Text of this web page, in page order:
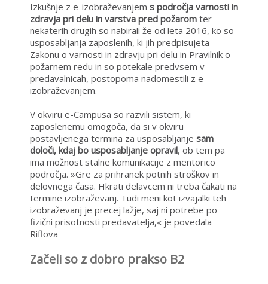
Izkušnje z e-izobraževanjem s področja varnosti in
zdravja pri delu in varstva pred požarom ter
nekaterih drugih so nabirali že od leta 2016, ko so
usposabljanja zaposlenih, ki jih predpisujeta
Zakonu o varnosti in zdravju pri delu in Pravilnik o
požarnem redu in so potekale predvsem v
predavalnicah, postopoma nadomestili z e-
izobraževanjem.
V okviru e-Campusa so razvili sistem, ki
zaposlenemu omogoča, da si v okviru
postavljenega termina za usposabljanje sam
določi, kdaj bo usposabljanje opravil, ob tem pa
ima možnost stalne komunikacije z mentorico
področja. »Gre za prihranek potnih stroškov in
delovnega časa. Hkrati delavcem ni treba čakati na
termine izobraževanj. Tudi meni kot izvajalki teh
izobraževanj je precej lažje, saj ni potrebe po
fizični prisotnosti predavatelja,« je povedala
Riflova
Začeli so z dobro prakso B2